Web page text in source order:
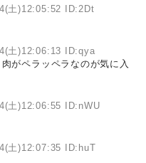
土)12:05:52 ID:2Dt
土)12:06:13 ID:qya
がペラッペラなのが気に入
土)12:06:55 ID:nWU
土)12:07:35 ID:huT